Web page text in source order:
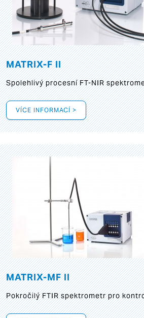
MATRIX-F II
Spolehlivý procesní FT-NIR
VÍCE INFORMACÍ >
MATRIX-MF II
Pokročilý FTIR spektrometr pro